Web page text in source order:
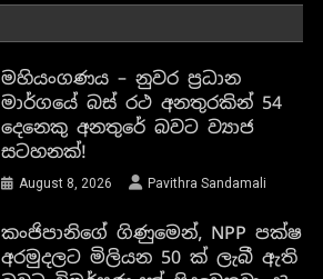
මහියංගණය – නුවර ප්‍රධාන
මාර්ගයේ බස් රථ අනතුරකින් 54
දෙනෙකු අනතුරේ බවට ව්‍යාජ
සටහනක්!
August 8, 2026 Pavithra Sandamali
කංජිපානිගේ ගිණුමෙන්, NPP පක්ෂ
අරමුදලට මිලියන 50 ක් ලැබී ඇති